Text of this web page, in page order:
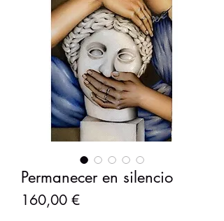
Permanecer en silencio
160,00 €Precio